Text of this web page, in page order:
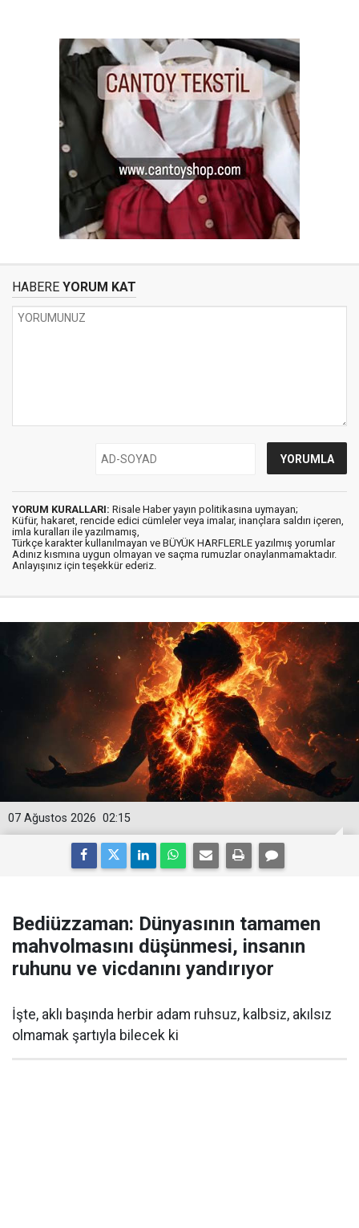
HABERE YORUM KAT
YORUM KURALLARI: Risale Haber yayın politikasına uymayan;
Küfür, hakaret, rencide edici cümleler veya imalar, inançlara saldırı içeren,
imla kuralları ile yazılmamış,
Türkçe karakter kullanılmayan ve BÜYÜK HARFLERLE yazılmış yorumlar
Adınız kısmına uygun olmayan ve saçma rumuzlar onaylanmamaktadır.
Anlayışınız için teşekkür ederiz.
02:15
07 Ağustos 2026
Bediüzzaman: Dünyasının tamamen
mahvolmasını düşünmesi, insanın
ruhunu ve vicdanını yandırıyor
İşte, aklı başında herbir adam ruhsuz, kalbsiz, akılsız
olmamak şartıyla bilecek ki